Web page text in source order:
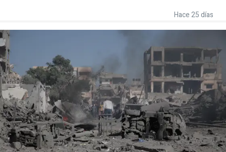
Hace 25 días